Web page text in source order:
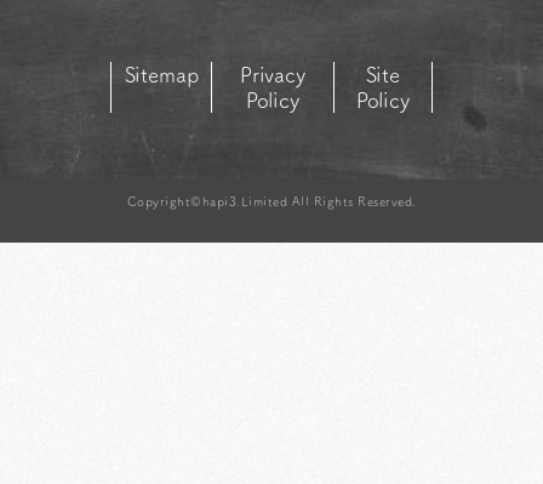
Sitemap
Privacy
Policy
Site
Policy
Copyright©hapi3.Limited All Rights Reserved.